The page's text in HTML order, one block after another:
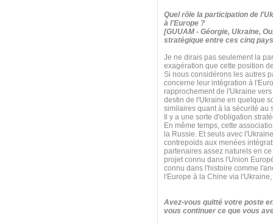
Quel rôle la participation de
à l'Europe ?
[GUUAM - Géorgie, Ukraine,
stratégique entre ces cinq
Je ne dirais pas seulement la
exagération que cette position
Si nous considérons les autres
concerne leur intégration à
rapprochement de l'Ukraine
destin de l'Ukraine en quelque
similaires quant à la sécurité au
Il y a une sorte d'obligation
En même temps, cette
la Russie. Et seuls avec
contrepoids aux menées
partenaires assez naturels en
projet connu dans l'Union
connu dans l'histoire comme
l'Europe à la Chine via
Avez-vous quitté votre poste
vous continuer ce que vous